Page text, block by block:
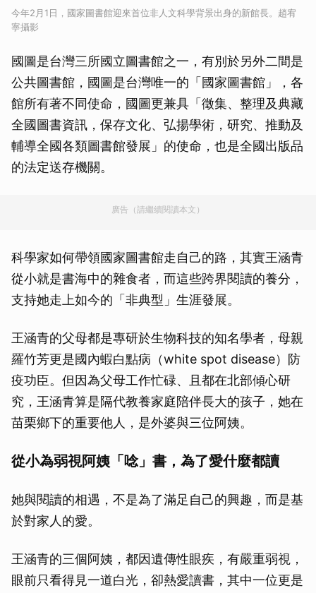
今年2月1日，國家圖書館迎來首位非人文科學背景出身的新館長。趙宥
寧攝影
國圖是台灣三所國立圖書館之一，有別於另外二間是
公共圖書館，國圖是台灣唯一的「國家圖書館」，各
館所有著不同使命，國圖更兼具「徵集、整理及典藏
全國圖書資訊，保存文化、弘揚學術，研究、推動及
輔導全國各類圖書館發展」的使命，也是全國出版品
的法定送存機關。
廣告（請繼續閱讀本文）
科學家如何帶領國家圖書館走自己的路，其實王涵青
從小就是書海中的雜食者，而這些跨界閱讀的養分，
支持她走上如今的「非典型」生涯發展。
王涵青的父母都是專研於生物科技的知名學者，母親
羅竹芳更是國內蝦白點病（white spot disease）防
疫功臣。但因為父母工作忙碌、且都在北部傾心研
究，王涵青算是隔代教養家庭陪伴長大的孩子，她在
苗栗鄉下的重要他人，是外婆與三位阿姨。
從小為弱視阿姨「唸」書，為了愛什麼都讀
她與閱讀的相遇，不是為了滿足自己的興趣，而是基
於對家人的愛。
王涵青的三個阿姨，都因遺傳性眼疾，有嚴重弱視，
眼前只看得見一道白光，卻熱愛讀書，其中一位更是